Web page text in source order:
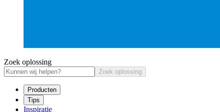
Zoek oplossing
Zoek oplossing
Producten
Tips
Inspiratie